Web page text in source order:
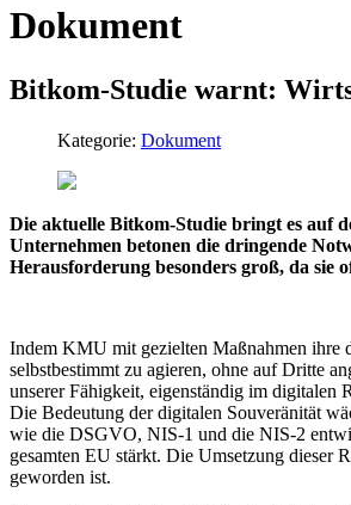
Dokument
Bitkom-Studie warnt:
Kategorie: Dokument
Die aktuelle Bitkom-Studie bringt es auf
Unternehmen betonen die dringende
Herausforderung besonders groß, da sie
Indem KMU mit gezielten Maßnahmen ihre
selbstbestimmt zu agieren, ohne auf Dritte
unserer Fähigkeit, eigenständig im digitalen
Die Bedeutung der digitalen Souveränität
wie die DSGVO, NIS-1 und die NIS-2
gesamten EU stärkt. Die Umsetzung dieser
geworden ist.